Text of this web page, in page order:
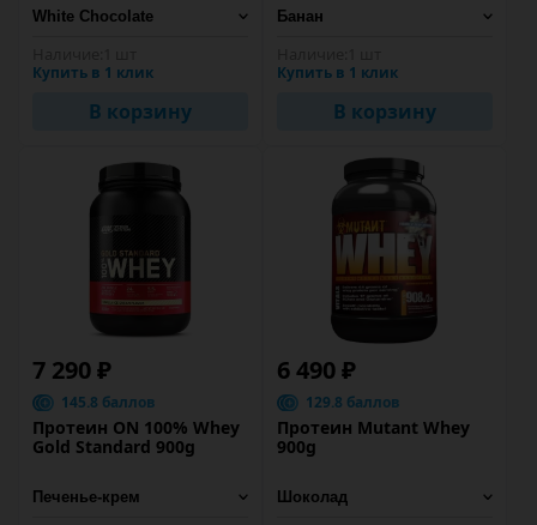
Купить в 1 клик
В корзину
Купить в 1 клик
В корзину
7 290 ₽
145.8 баллов
Протеин ON 100% Whey
Gold Standard 900g
6 490 ₽
129.8 баллов
Протеин Mutant Whey
900g